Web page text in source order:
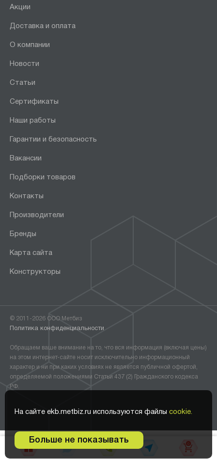
0
На сайте ekb.metbiz.ru используются файлы cookie.
Больше не показывать
Акции
Доставка и оплата
О компании
Новости
Статьи
Сертификаты
Наши работы
Гарантии и безопасность
Вакансии
Подборки товаров
Контакты
Производители
Бренды
Карта сайта
Конструкторы
© 2011-2026 ООО Метбиз
Политика конфиденциальности
Обращаем ваше внимание на то, что вся информация (включая цены)
на этом интернет-сайте носит исключительно информационный
характер и ни при каких условиях не является публичной офертой,
определяемой положениями Статьи 437 (2) Гражданского кодекса
РФ.